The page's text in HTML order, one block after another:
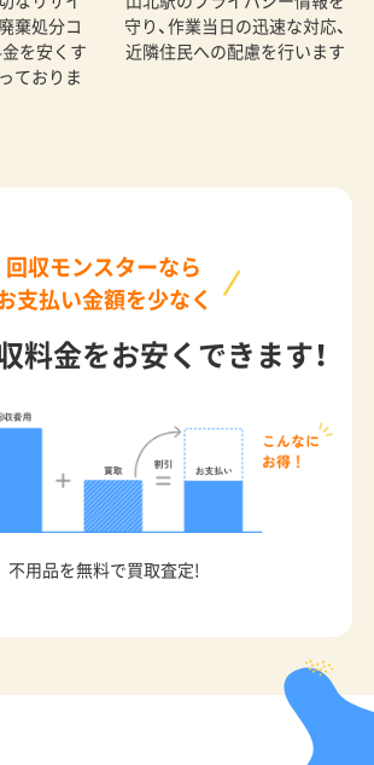
棄処分コ
を安くす
ておりま
守り、作業当日の迅速な対応、
近隣住民への配慮を行います
回収モンスターなら
支払い金額を少なく
料金をお安くできます！
不用品を無料で買取査定!